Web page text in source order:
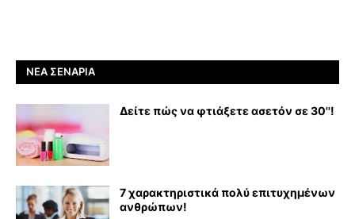
ΝΈΑ ΣΕΝΆΡΙΑ
Δείτε πώς να φτιάξετε ασετόν σε 30''!
7 χαρακτηριστικά πολύ επιτυχημένων
ανθρώπων!